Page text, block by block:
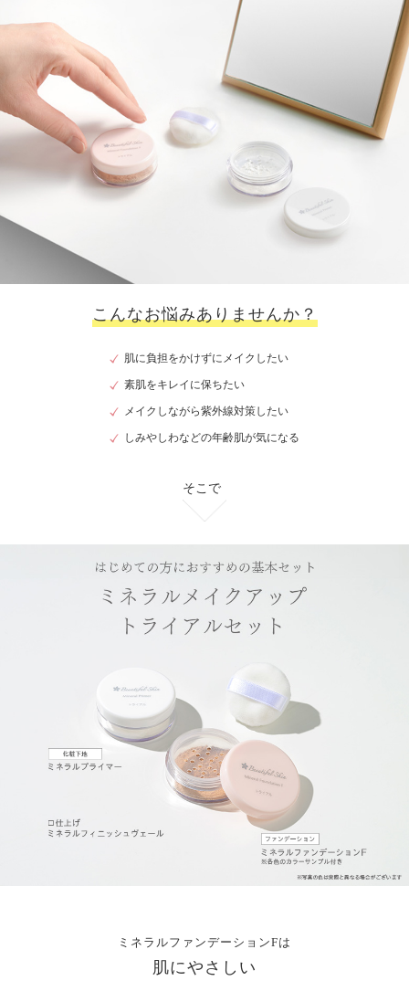
こんなお悩みありませんか？
肌に負担をかけずにメイクしたい
素肌をキレイに保ちたい
メイクしながら紫外線対策したい
しみやしわなどの年齢肌が気になる
そこで
ミネラルファンデーションFは
肌にやさしい